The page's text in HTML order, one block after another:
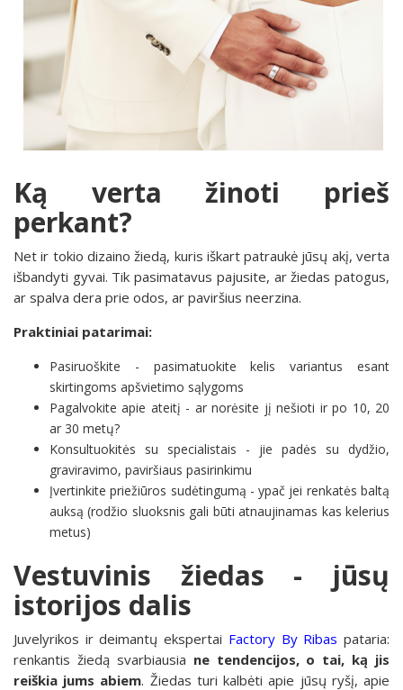
Ką verta žinoti prieš
perkant?
Net ir tokio dizaino žiedą, kuris iškart patraukė jūsų akį, verta
išbandyti gyvai. Tik pasimatavus pajusite, ar žiedas patogus,
ar spalva dera prie odos, ar paviršius neerzina.
Praktiniai patarimai:
Pasiruoškite - pasimatuokite kelis variantus esant
skirtingoms apšvietimo sąlygoms
Pagalvokite apie ateitį - ar norėsite jį nešioti ir po 10, 20
ar 30 metų?
Konsultuokitės su specialistais - jie padės su dydžio,
graviravimo, paviršiaus pasirinkimu
Įvertinkite priežiūros sudėtingumą - ypač jei renkatės baltą
auksą (rodžio sluoksnis gali būti atnaujinamas kas kelerius
metus)
Vestuvinis žiedas - jūsų
istorijos dalis
Juvelyrikos ir deimantų ekspertai Factory By Ribas pataria:
renkantis žiedą svarbiausia ne tendencijos, o tai, ką jis
reiškia jums abiem. Žiedas turi kalbėti apie jūsų ryšį, apie